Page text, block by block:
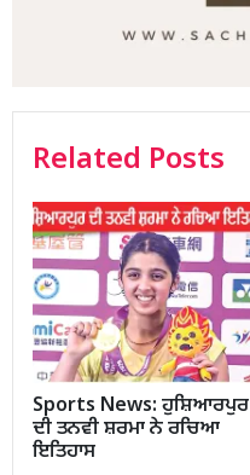
Related Posts
Sports News: ਹੁਸ਼ਿਆਰਪੁਰ
ਦੀ ਤਨਵੀ ਸ਼ਰਮਾ ਨੇ ਰਚਿਆ
ਇਤਿਹਾਸ